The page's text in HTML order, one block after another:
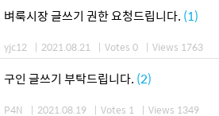
벼룩시장 글쓰기 권한 요청드립니다. (1)
yjc12 | 2021.08.21 | Votes 0 | Views 1763
구인 글쓰기 부탁드립니다. (2)
P4N | 2021.08.19 | Votes 1 | Views 1349